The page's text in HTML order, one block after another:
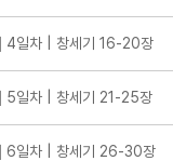
4일차 | 창세기 16-20장
5일차 | 창세기 21-25장
6일차 | 창세기 26-30장